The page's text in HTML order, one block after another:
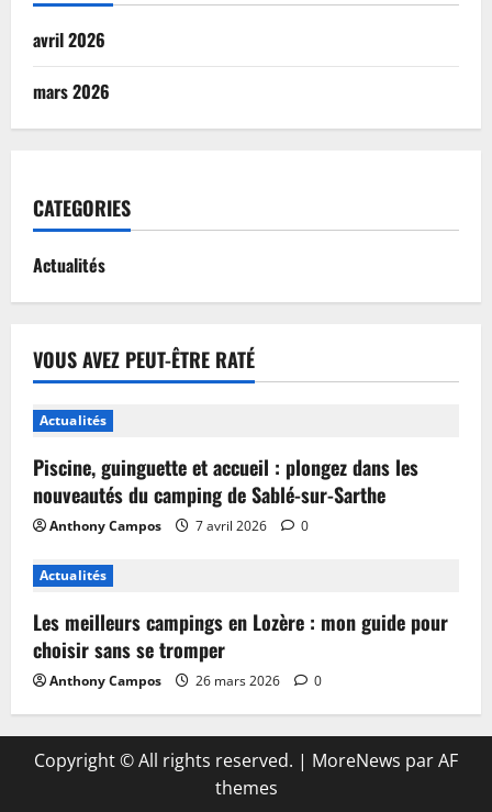
avril 2026
mars 2026
CATEGORIES
Actualités
VOUS AVEZ PEUT-ÊTRE RATÉ
Actualités
Piscine, guinguette et accueil : plongez dans les
nouveautés du camping de Sablé-sur-Sarthe
Anthony Campos 7 avril 2026 0
Actualités
Les meilleurs campings en Lozère : mon guide pour
choisir sans se tromper
Anthony Campos 26 mars 2026 0
Copyright © All rights reserved. | MoreNews par AF
themes